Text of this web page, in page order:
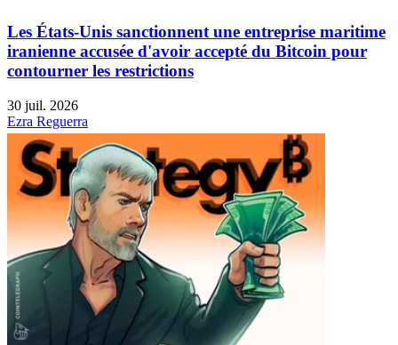
Les États-Unis sanctionnent une entreprise maritime
iranienne accusée d'avoir accepté du Bitcoin pour
contourner les restrictions
30 juil. 2026
Ezra Reguerra